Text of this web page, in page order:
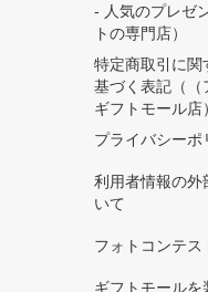
- 人気のプレゼ
トの専門店）
特定商取引に関
基づく表記（（
ギフトモール店）
プライバシーポ
利用者情報の外
いて
フォトコンテス
ギフトモールを